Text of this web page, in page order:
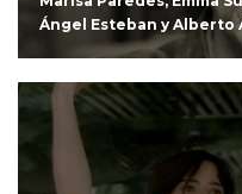
Ángel Esteban y Alberto